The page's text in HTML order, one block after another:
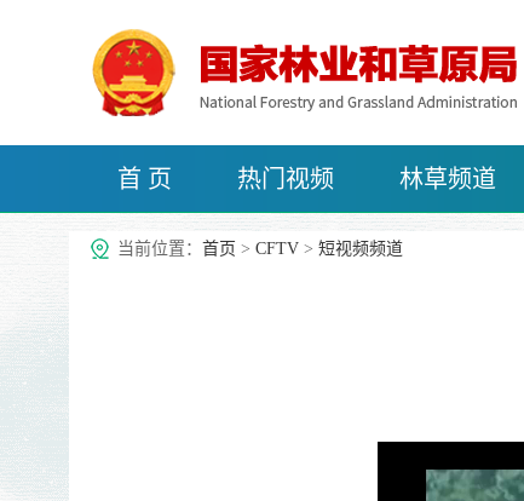
首 页 热门视频 林草频道
治沙频道
当前位置： 首页 > CFTV > 短视频频道